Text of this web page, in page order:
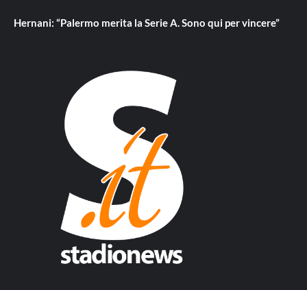
Hernani: “Palermo merita la Serie A. Sono qui per vincere”